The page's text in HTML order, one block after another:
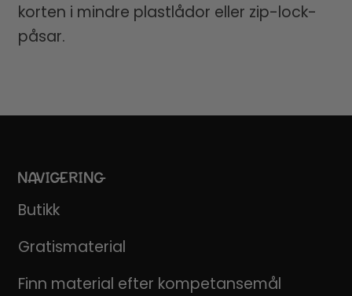
korten i mindre plastlådor eller zip-lock-
påsar.
NAVIGERING
Butikk
Gratismaterial
Finn material efter kompetansemål